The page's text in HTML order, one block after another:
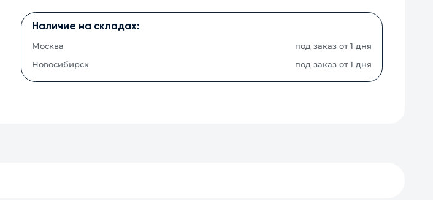
Наличие на складах:
Москва
под заказ от 1 дня
Новосибирск
под заказ от 1 дня